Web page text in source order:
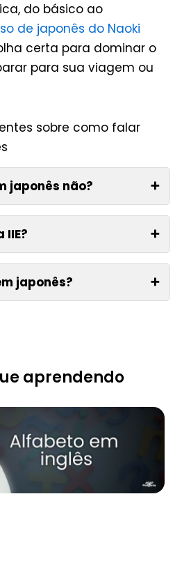
do básico ao
de japonês do Naoki
certa para dominar o
para sua viagem ou
sobre como falar
japonês não? ➕
IIE? ➕
japonês? ➕
aprendendo